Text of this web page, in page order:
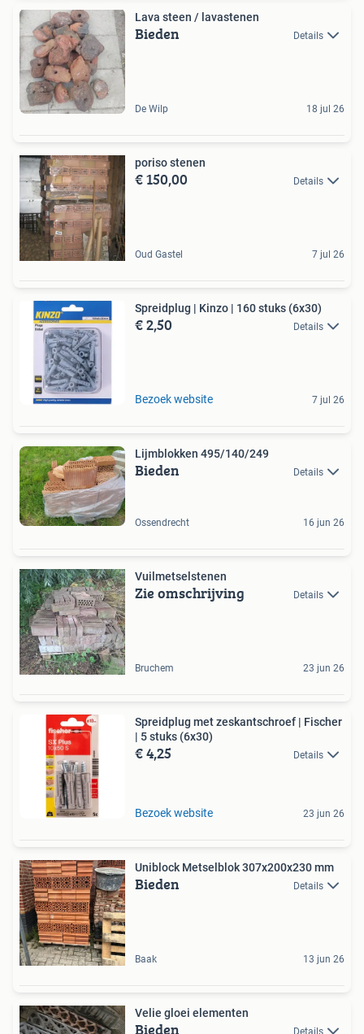
Lava steen / lavastenen
Bieden Details
De Wilp 18 jul 26
poriso stenen
€ 150,00 Details
Oud Gastel 7 jul 26
Spreidplug | Kinzo | 160 stuks (6x30)
€ 2,50 Details
Bezoek website 7 jul 26
Lijmblokken 495/140/249
Bieden Details
Ossendrecht 16 jun 26
Vuilmetselstenen
Zie omschrijving Details
Bruchem 23 jun 26
Spreidplug met zeskantschroef | Fischer
| 5 stuks (6x30)
€ 4,25 Details
Bezoek website 23 jun 26
Uniblock Metselblok 307x200x230 mm
Bieden Details
Baak 13 jun 26
Velie gloei elementen
Bieden Details